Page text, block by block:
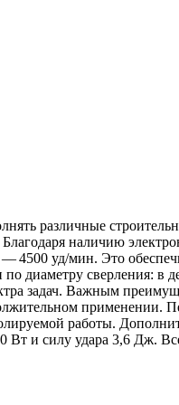
различные
наличию
4500 уд/мин. Это
диаметру сверления:
задач. Важным
применении.
работы.
и силу удара 3,6 Дж.